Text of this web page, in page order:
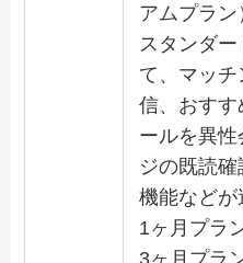
アムプラン
スタンダ
て、マッ
信、おすす
ールを異
ジの既読
機能などが
1ヶ月プラ
3ヶ月プラ